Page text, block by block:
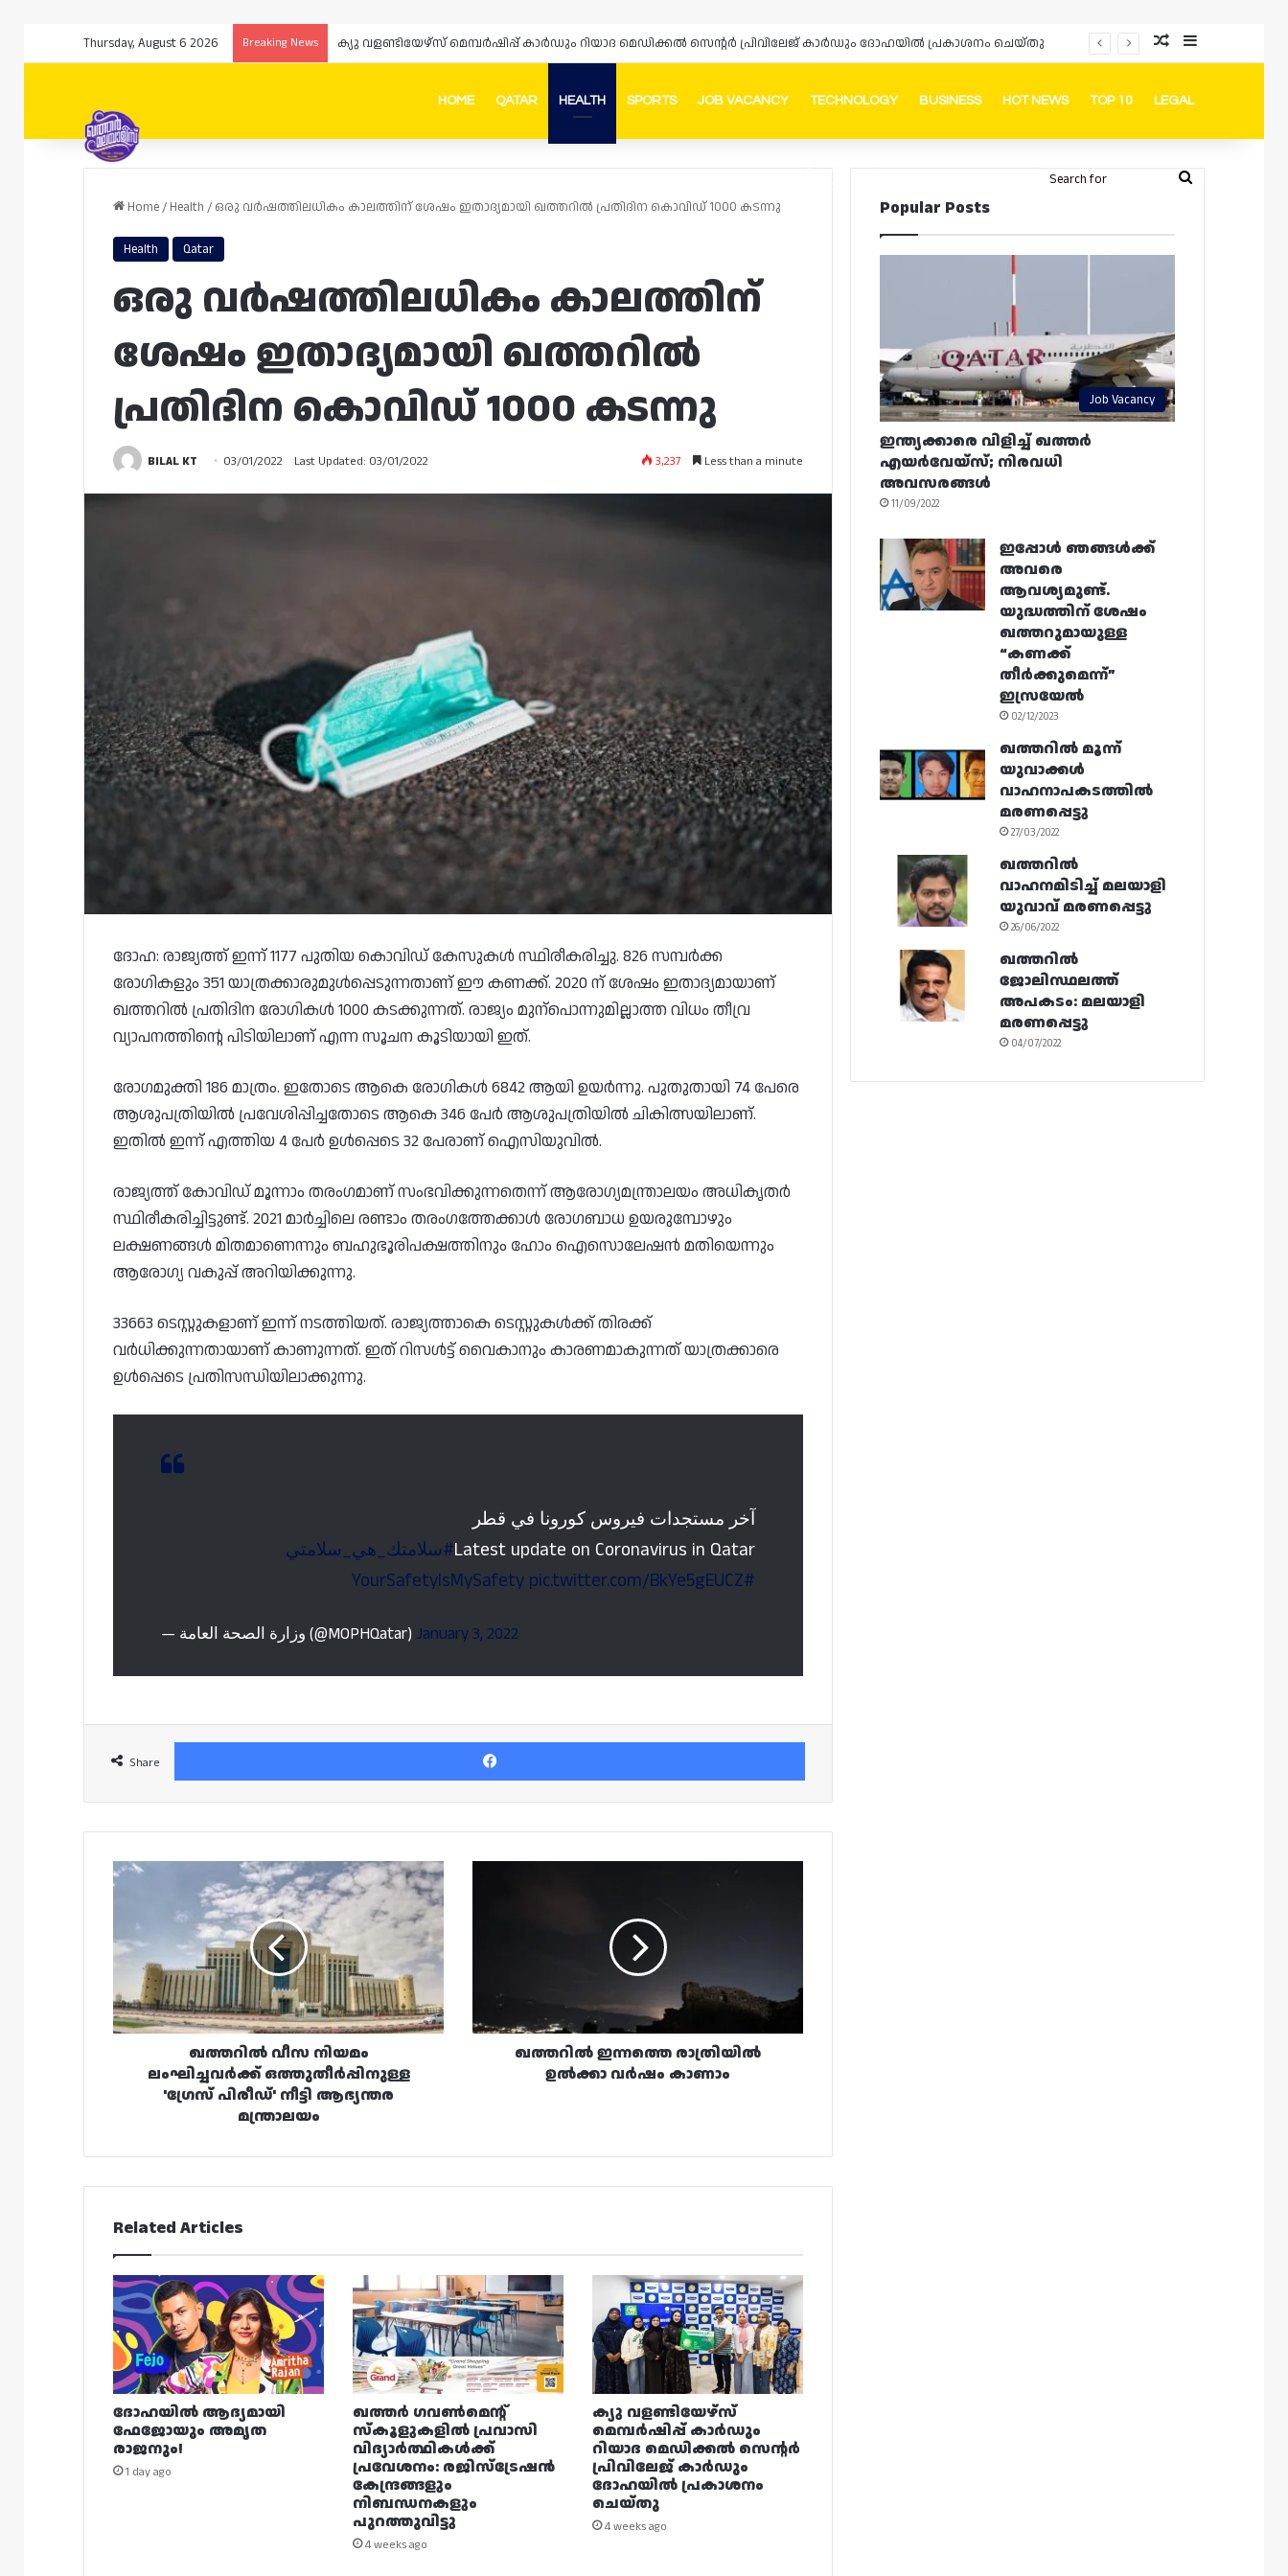
Thursday, August 6 2026 Breaking News Random Article
Sidebar
HOME QATAR HEALTH SPORTS JOB VACANCY TECHNOLOGY BUSINESS HOT NEWS TOP 10 LEGAL
FacebookInstagram
Telegram
Whatsapp Random Article
Switch skin
Search
Home/ Health / ഒരു വർഷത്തിലധികം കാലത്തിന് ശേഷം ഇതാദ്യമായി ഖത്തറിൽ പ്രതിദിന കൊവിഡ് 1000 കടന്നു
Health Qatar
ഒരു വർഷത്തിലധികം കാലത്തിന്
ശേഷം ഇതാദ്യമായി ഖത്തറിൽ
പ്രതിദിന കൊവിഡ് 1000 കടന്നു
BILAL KT 03/01/2022 Last Updated: 03/01/2022 3,237 Less than a minute
ദോഹ: രാജ്യത്ത് ഇന്ന് 1177 പുതിയ കൊവിഡ് കേസുകൾ സ്ഥിരീകരിച്ചു. 826 സമ്പർക്ക
രോഗികളും 351 യാത്രക്കാരുമുൾപ്പെടുന്നതാണ് ഈ കണക്ക്. 2020 ന് ശേഷം ഇതാദ്യമായാണ്
ഖത്തറിൽ പ്രതിദിന രോഗികൾ 1000 കടക്കുന്നത്. രാജ്യം മുന്പൊന്നുമില്ലാത്ത വിധം തീവ്ര
വ്യാപനത്തിന്റെ പിടിയിലാണ് എന്ന സൂചന കൂടിയായി ഇത്.
രോഗമുക്തി 186 മാത്രം. ഇതോടെ ആകെ രോഗികൾ 6842 ആയി ഉയർന്നു. പുതുതായി 74 പേരെ
ആശുപത്രിയിൽ പ്രവേശിപ്പിച്ചതോടെ ആകെ 346 പേർ ആശുപത്രിയിൽ ചികിത്സയിലാണ്.
ഇതിൽ ഇന്ന് എത്തിയ 4 പേർ ഉൾപ്പെടെ 32 പേരാണ് ഐസിയുവിൽ.
രാജ്യത്ത് കോവിഡ് മൂന്നാം തരംഗമാണ് സംഭവിക്കുന്നതെന്ന് ആരോഗ്യമന്ത്രാലയം അധികൃതർ
സ്ഥിരീകരിച്ചിട്ടുണ്ട്. 2021 മാർച്ചിലെ രണ്ടാം തരംഗത്തേക്കാൾ രോഗബാധ ഉയരുമ്പോഴും
ലക്ഷണങ്ങൾ മിതമാണെന്നും ബഹുഭൂരിപക്ഷത്തിനും ഹോം ഐസൊലേഷൻ മതിയെന്നും
ആരോഗ്യ വകുപ്പ് അറിയിക്കുന്നു.
33663 ടെസ്റ്റുകളാണ് ഇന്ന് നടത്തിയത്. രാജ്യത്താകെ ടെസ്റ്റുകൾക്ക് തിരക്ക്
വർധിക്കുന്നതായാണ് കാണുന്നത്. ഇത് റിസൾട്ട് വൈകാനും കാരണമാകുന്നത് യാത്രക്കാരെ
ഉൾപ്പെടെ പ്രതിസന്ധിയിലാക്കുന്നു.
آخر مستجدات فيروس كورونا في قطر
Latest update on Coronavirus in Qatar#سلامتك_هي_سلامتي
#YourSafetyIsMySafety
pic.twitter.com/BkYe5gEUCZ
— وزارة الصحة العامة (@MOPHQatar) January 3, 2022
Share
Facebook
ഖത്തറിൽ
വീസ
ലംഘിച്ചവർക്ക്
ഒത്തുതീർപ്പിനുള്ള
'ഗ്രേസ്
പിരീഡ്'
നീട്ടി
ആഭ്യന്തര
ഖത്തറിൽ വീസ നിയമം
ലംഘിച്ചവർക്ക് ഒത്തുതീർപ്പിനുള്ള
'ഗ്രേസ് പിരീഡ്' നീട്ടി ആഭ്യന്തര
മന്ത്രാലയം
ഖത്തറിൽ ഇന്നത്തെ രാത്രിയിൽ
ഉൽക്കാ വർഷം കാണാം
Related Articles
ദോഹയിൽ ആദ്യമായി
ഫേജോയും അമൃത
രാജനും!
1 day ago
ഖത്തർ ഗവൺമെന്റ്
സ്കൂളുകളിൽ പ്രവാസി
വിദ്യാർത്ഥികൾക്ക്
പ്രവേശനം: രജിസ്ട്രേഷൻ
കേന്ദ്രങ്ങളും
നിബന്ധനകളും
പുറത്തുവിട്ടു
4 weeks ago
ക്യു വളണ്ടിയേഴ്‌സ്
മെമ്പർഷിപ്പ് കാർഡും
റിയാദ മെഡിക്കൽ സെന്റർ
പ്രിവിലേജ് കാർഡും
ദോഹയിൽ പ്രകാശനം
ചെയ്തു
4 weeks ago
Popular Posts
Job Vacancy
ഇന്ത്യക്കാരെ വിളിച്ച് ഖത്തർ
എയർവേയ്‌സ്; നിരവധി
അവസരങ്ങൾ
11/09/2022
ഇപ്പോൾ ഞങ്ങൾക്ക്
അവരെ
ആവശ്യമുണ്ട്.
യുദ്ധത്തിന് ശേഷം
ഖത്തറുമായുള്ള
“കണക്ക്
തീർക്കുമെന്ന്”
ഇസ്രയേൽ
02/12/2023
ഖത്തറിൽ മൂന്ന്
യുവാക്കൾ
വാഹനാപകടത്തിൽ
മരണപ്പെട്ടു
27/03/2022
ഖത്തറിൽ
വാഹനമിടിച്ച് മലയാളി
യുവാവ് മരണപ്പെട്ടു
26/06/2022
ഖത്തറിൽ
ജോലിസ്ഥലത്ത്
അപകടം: മലയാളി
മരണപ്പെട്ടു
04/07/2022